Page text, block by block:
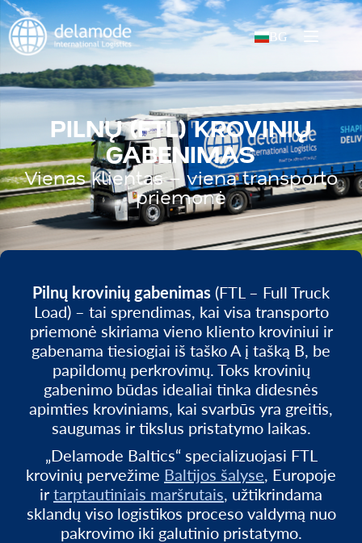
BG
PILNŲ (FTL) KROVINIŲ
GABENIMAS
Vienas klientas – viena transporto
priemonė
Pilnų krovinių gabenimas (FTL – Full Truck
Load) – tai sprendimas, kai visa transporto
priemonė skiriama vieno kliento kroviniui ir
gabenama tiesiogiai iš taško A į tašką B, be
papildomų perkrovimų. Toks krovinių
gabenimo būdas idealiai tinka didesnės
apimties kroviniams, kai svarbūs yra greitis,
saugumas ir tikslus pristatymo laikas.
„Delamode Baltics“ specializuojasi FTL
krovinių pervežime Baltijos šalyse, Europoje
ir tarptautiniais maršrutais, užtikrindama
sklandų viso logistikos proceso valdymą nuo
pakrovimo iki galutinio pristatymo.